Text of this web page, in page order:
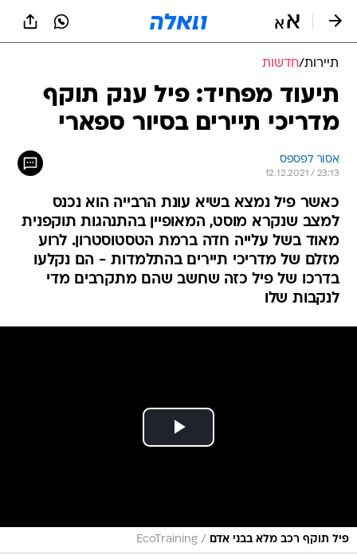
תיירות/חדשות
תיעוד מפחיד: פיל ענק תוקף
מדריכי תיירים בסיור ספארי
אסור לפספס
12.12.2021 / 23:13
כאשר פיל נמצא בשיא עונת הרבייה הוא נכנס
למצב שנקרא מוסט, המאופיין בהתנהגות תוקפנית
מאוד בשל עלייה חדה ברמת הטסטוסטרון. לרוע
מזלם של מדריכי תיירים בהתלמדות - הם נקלעו
בדרכו של פיל כזה שחשב שהם מתקרבים מדי
לנקבות שלו
פיל תוקף רכב מלא בבני אדם /
EcoTraining